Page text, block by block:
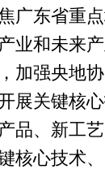
广东省重
业和未来
加强央地
展关键核
品、新工
核心技术